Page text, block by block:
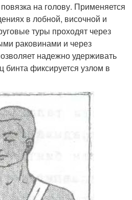
на голову. Применяется
в лобной, височной и
туры проходят через
раковинами и через
надежно удерживать
бинта фиксируется узлом в